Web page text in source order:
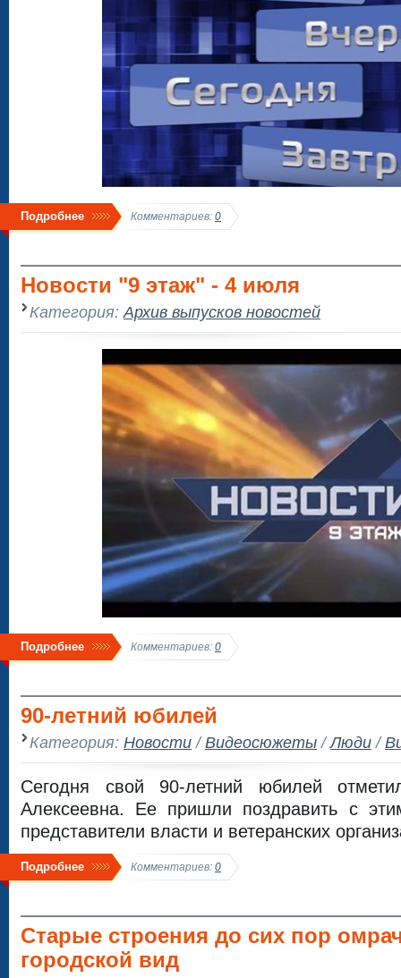
Подробнее Комментариев: 0
Новости "9 этаж" - 4 июля
Категория: Архив выпусков новостей
Подробнее Комментариев: 0
90-летний юбилей
Категория: Новости/Видеосюжеты/Люди/
Сегодня свой 90-летний юбилей
Алексеевна. Ее пришли поздравить с
представители власти и ветеранских
Подробнее Комментариев: 0
Старые строения до сих пор
городской вид